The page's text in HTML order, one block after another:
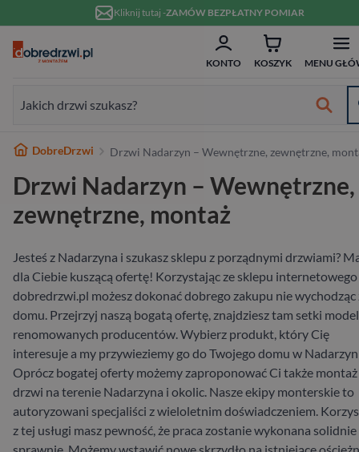
Kliknij tutaj -ZAMÓW BEZPŁATNY POMIAR
KONTO KOSZYK MENU
Formularz wyszukiwania:
Wewnętrzne
Wejściowe
Rodzaj
Nowoczesne
90 cm
Na wymiar
Rodzaj
Do mieszkania
W nowoczesnym stylu
Niestandardowe wymiary
Szerokość
Wejściowe wewnątrzklatkowe
DobreDrzwi Drzwi Nadarzyn – Wewnętrzne, zewnętrzne,
Drzwi Nadarzyn – Wewnętrzne,
zewnętrzne, montaż
Jesteś z Nadarzyna i szukasz sklepu z porządnymi drzwiami?
dla Ciebie kuszącą ofertę! Korzystając ze sklepu internetowego
dobredrzwi.pl możesz dokonać dobrego zakupu nie wychodząc
domu. Przejrzyj naszą bogatą ofertę, znajdziesz tam setki
renomowanych producentów. Wybierz produkt, który Cię
interesuje a my przywieziemy go do Twojego domu w
Oprócz bogatej oferty możemy zaproponować Ci także montaż
drzwi na terenie Nadarzyna i okolic. Nasze ekipy monterskie to
autoryzowani specjaliści z wieloletnim doświadczeniem.
z tej usługi masz pewność, że praca zostanie wykonana solidnie